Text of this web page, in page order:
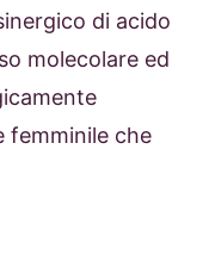
di acido
molecolare ed
femminile che